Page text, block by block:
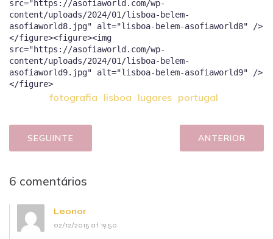
src="https://asofiaworld.com/wp-
content/uploads/2024/01/lisboa-belem-
asofiaworld8.jpg" alt="lisboa-belem-asofiaworld8" />
</figure><figure><img
src="https://asofiaworld.com/wp-
content/uploads/2024/01/lisboa-belem-
asofiaworld9.jpg" alt="lisboa-belem-asofiaworld9" />
fotografia lisboa lugares portugal
SEGUINTE ANTERIOR
6 comentários
Leonor
02/12/2015 at 19:50